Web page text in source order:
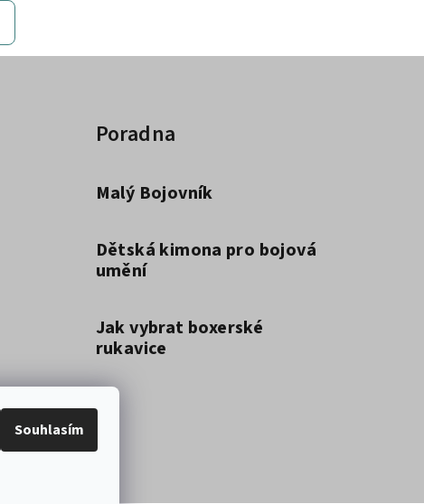
Souhlasím
Poradna
Malý Bojovník
Dětská kimona pro bojová
umění
Jak vybrat boxerské
rukavice